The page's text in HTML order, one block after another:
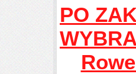
PO